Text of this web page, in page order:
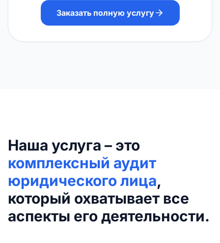
Заказать полную услугу
Наша услуга – это
комплексный аудит
юридического лица,
который охватывает все
аспекты его деятельности.